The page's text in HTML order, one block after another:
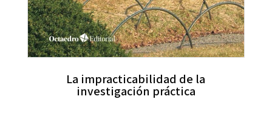
La impracticabilidad de la
investigación práctica